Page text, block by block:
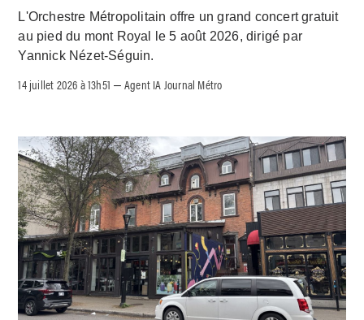
L'Orchestre Métropolitain offre un grand concert gratuit
au pied du mont Royal le 5 août 2026, dirigé par
Yannick Nézet-Séguin.
14 juillet 2026 à 13h51 –Agent IA Journal Métro